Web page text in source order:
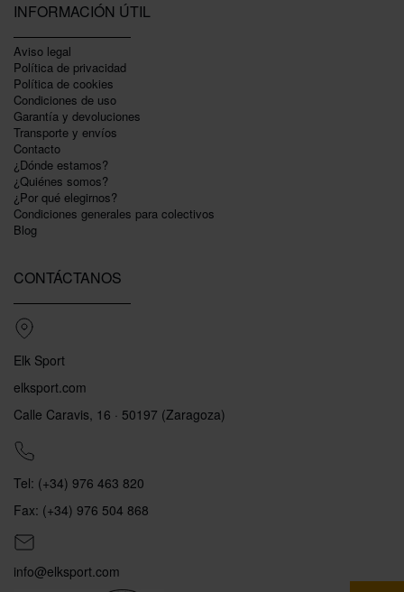
INFORMACIÓN ÚTIL
Aviso legal
Política de privacidad
Polí­tica de cookies
Condiciones de uso
Garantí­a y devoluciones
Transporte y envíos
Contacto
¿Dónde estamos?
¿Quiénes somos?
¿Por qué elegirnos?
Condiciones generales para colectivos
Blog
CONTÁCTANOS
Elk Sport
elksport.com
Calle Caravis, 16 · 50197 (Zaragoza)
Tel: (+34) 976 463 820
Fax: (+34) 976 504 868
info@elksport.com